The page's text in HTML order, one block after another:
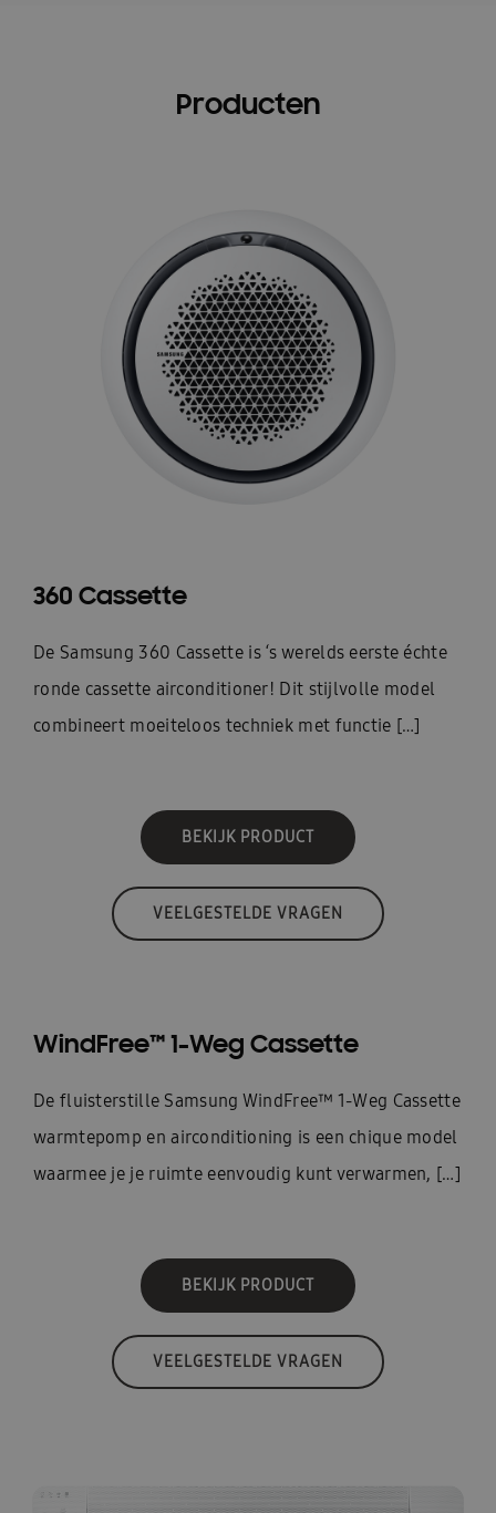
Producten
360 Cassette
De Samsung 360 Cassette is ‘s werelds eerste échte
ronde cassette airconditioner! Dit stijlvolle model
combineert moeiteloos techniek met functie […]
BEKIJK PRODUCT
VEELGESTELDE VRAGEN
WindFree™ 1-Weg Cassette
De fluisterstille Samsung WindFree™ 1-Weg Cassette
warmtepomp en airconditioning is een chique model
waarmee je je ruimte eenvoudig kunt verwarmen, […]
BEKIJK PRODUCT
VEELGESTELDE VRAGEN